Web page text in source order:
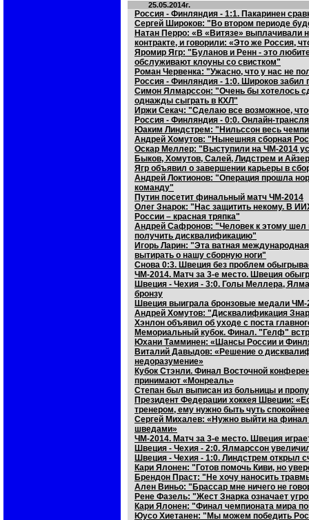
25.05.2014г.
Россия - Финляндия - 1:1. Пакаринен
Сергей Широков: "Во втором периоде
Натан Перро: «В «Витязе» выплачивали
контракте, и говорили: «Это же Россия,
Яромир Ягр: "Буланов и Ренн - это
обслуживают клоуны со свистком"
Роман Червенка: "Ужасно, что у нас не
Россия - Финляндия - 1:0. Широков забил
Симон Ялмарссон: "Очень бы хотелось
однажды сыграть в КХЛ"
Иржи Секач: "Сделаю все возможное,
Россия - Финляндия - 0:0. Онлайн-
Юаким Линдстрем: "Нильссон весь
Андрей Хомутов: "Нынешняя сборная
Оскар Меллер: "Выступили на ЧМ-2014
Быков, Хомутов, Салей, Лидстрем и
Ягр объявил о завершении карьеры в
Андрей Локтионов: "Операция прошла
команду"
Путин посетит финальный матч ЧМ-2014
Олег Знарок: "Нас защитить некому. В
России – красная тряпка"
Андрей Сафронов: "Человек к этому
получить дисквалификацию"
Игорь Ларин: "Эта ватная
вытирать о нашу сборную ноги"
Снова 0:3. Швеция без проблем
ЧМ-2014. Матч за 3-е место. Швеция
Швеция - Чехия - 3:0. Голы Меллера,
бронзу
Швеция выиграла бронзовые медали ЧМ-
Андрей Хомутов: "Дисквалификация
Хэнлон объявил об уходе с поста
Мемориальный кубок. Финал. "Гелф"
Юхани Тамминен: «Шансы России и
Виталий Давыдов: «Решение о
недоразумение»
Кубок Стэнли. Финал Восточной
принимают «Монреаль»
Степан был выписан из больницы и
Президент Федерации хоккея Швеции:
тренером, ему нужно быть чуть
Сергей Михалев: «Нужно выйти на финал
шведами»
ЧМ-2014. Матч за 3-е место. Швеция
Швеция - Чехия - 2:0. Ялмарссон
Швеция - Чехия - 1:0. Линдстрем открыл
Кари Ялонен: "Готов помочь Киви, но
Брендон Праст: "Не хочу наносить
Ален Виньо: "Брассар мне ничего не
Рене Фазель: "Жест Знарка означает
Кари Ялонен: "Финал чемпионата мира
Юусо Хиетанен: "Мы можем победить